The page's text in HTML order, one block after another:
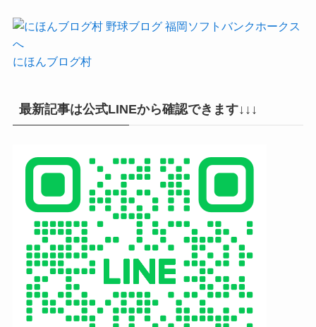
にほんブログ村
最新記事は公式LINEから確認できます↓↓↓